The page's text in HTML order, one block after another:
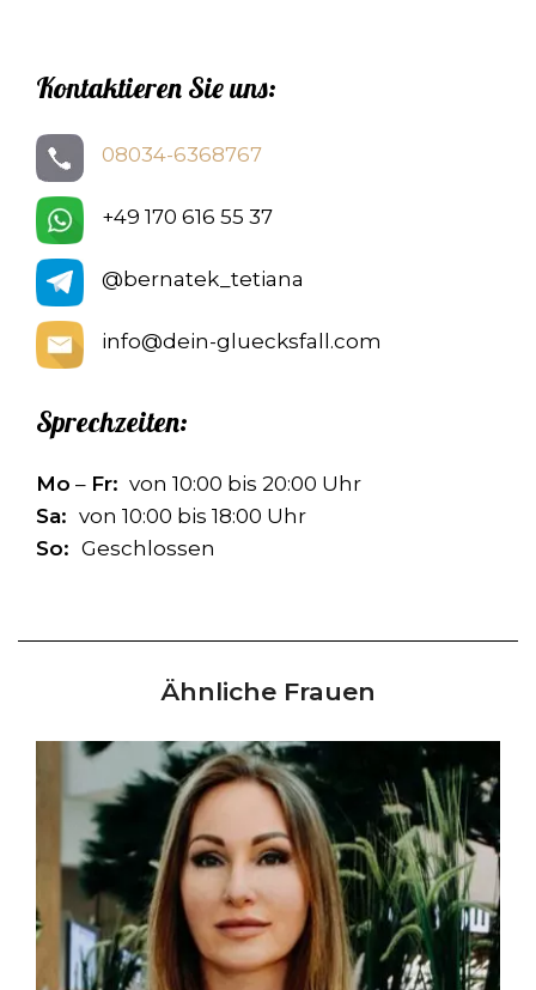
Kontaktieren Sie uns:
08034-6368767
+49 170 616 55 37
@bernatek_tetiana
info@dein-gluecksfall.com
Sprechzeiten:
Mo – Fr: von 10:00 bis 20:00 Uhr
Sa: von 10:00 bis 18:00 Uhr
So: Geschlossen
Ähnliche Frauen